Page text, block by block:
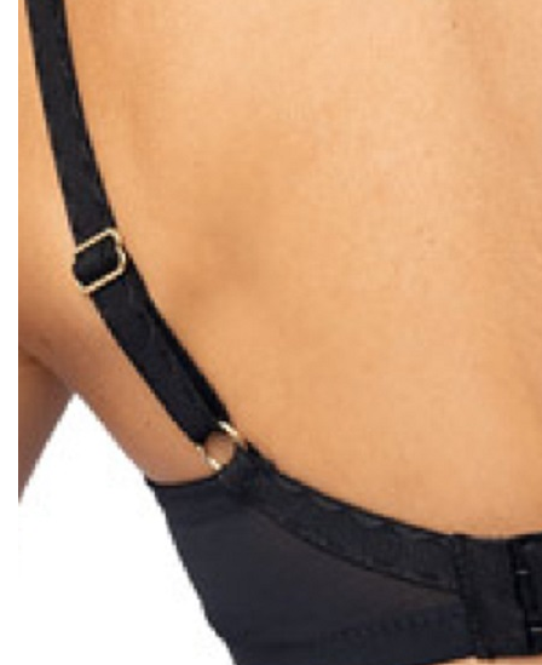
3
4
...
20
Новости
L&L (Польша)! Новинки на фабрике!
Женские халаты. Сбор до 5
августа!
24.07.2026
Подробнее
SERMIJA и HONEY (Литва). Сбор на
наличие фабрики!
Сбор заказов до 30 июля!